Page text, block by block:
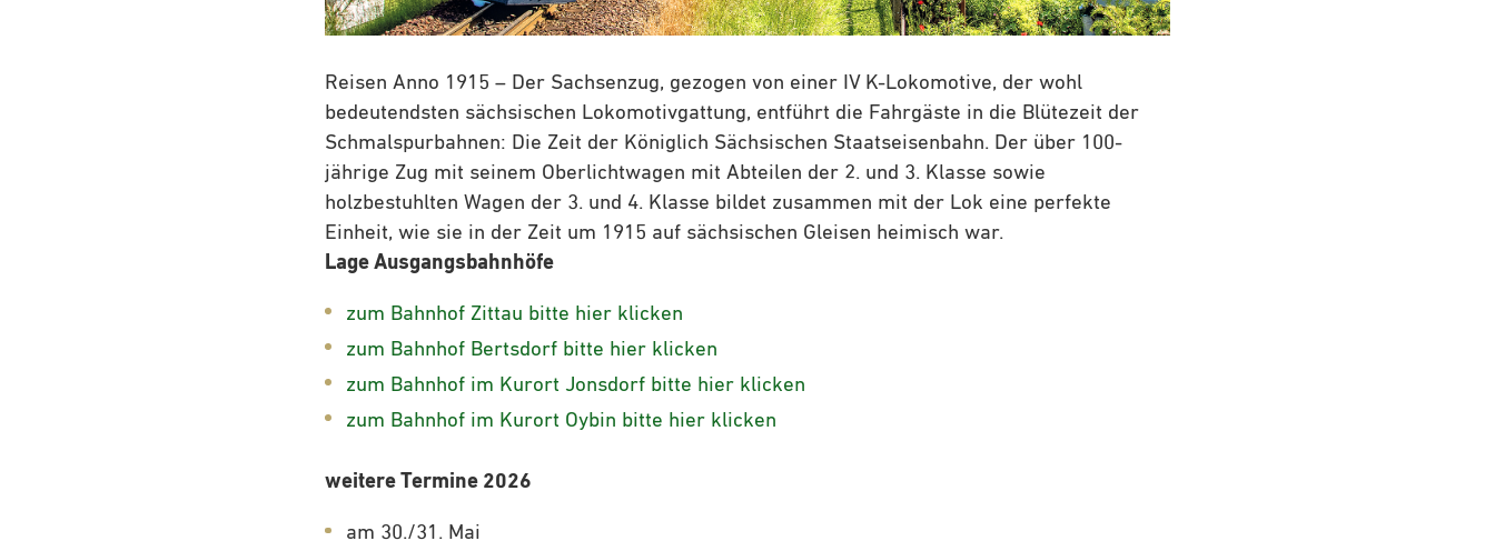
Reisen Anno 1915 – Der Sachsenzug, gezogen von einer IV K-Lokomotive, der wohl
bedeutendsten sächsischen Lokomotivgattung, entführt die Fahrgäste in die Blütezeit der
Schmalspurbahnen: Die Zeit der Königlich Sächsischen Staatseisenbahn. Der über 100-
jährige Zug mit seinem Oberlichtwagen mit Abteilen der 2. und 3. Klasse sowie
holzbestuhlten Wagen der 3. und 4. Klasse bildet zusammen mit der Lok eine perfekte
Einheit, wie sie in der Zeit um 1915 auf sächsischen Gleisen heimisch war.
Lage Ausgangsbahnhöfe
zum Bahnhof Zittau bitte hier klicken
zum Bahnhof Bertsdorf bitte hier klicken
zum Bahnhof im Kurort Jonsdorf bitte hier klicken
zum Bahnhof im Kurort Oybin bitte hier klicken
weitere Termine 2026
am 30./31. Mai